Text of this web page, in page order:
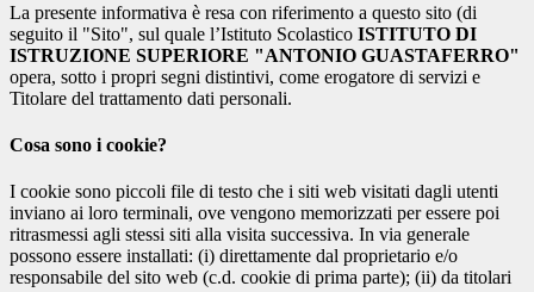
La presente informativa è resa con riferimento a questo sito (di
seguito il "Sito", sul quale l’Istituto Scolastico ISTITUTO DI
ISTRUZIONE SUPERIORE "ANTONIO GUASTAFERRO"
opera, sotto i propri segni distintivi, come erogatore di servizi e
Titolare del trattamento dati personali.
Cosa sono i cookie?
I cookie sono piccoli file di testo che i siti web visitati dagli utenti
inviano ai loro terminali, ove vengono memorizzati per essere poi
ritrasmessi agli stessi siti alla visita successiva. In via generale
possono essere installati: (i) direttamente dal proprietario e/o
responsabile del sito web (c.d. cookie di prima parte); (ii) da titolari